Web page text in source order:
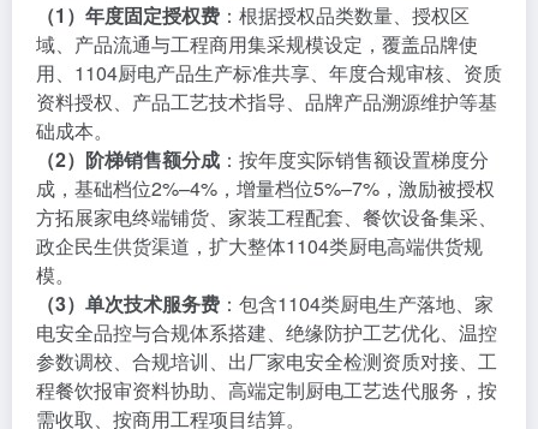
（1）年度固定授权费 ：根据授权品类数量、授权区
域、产品流通与工程商用集采规模设定，覆盖品牌使
用、1104厨电产品生产标准共享、年度合规审核、资质
资料授权、产品工艺技术指导、品牌产品溯源维护等基
础成本。
（2）阶梯销售额分成 ：按年度实际销售额设置梯度分
成，基础档位2%–4%，增量档位5%–7%，激励被授权
方拓展家电终端铺货、家装工程配套、餐饮设备集采、
政企民生供货渠道，扩大整体1104类厨电高端供货规
模。
（3）单次技术服务费 ：包含1104类厨电生产落地、家
电安全品控与合规体系搭建、绝缘防护工艺优化、温控
参数调校、合规培训、出厂家电安全检测资质对接、工
程餐饮报审资料协助、高端定制厨电工艺迭代服务，按
需收取、按商用工程项目结算。